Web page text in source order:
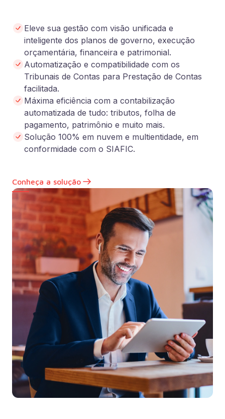
Eleve sua gestão com visão unificada e
inteligente dos planos de governo, execução
orçamentária, financeira e patrimonial.
Automatização e compatibilidade com os
Tribunais de Contas para Prestação de Contas
facilitada.
Máxima eficiência com a contabilização
automatizada de tudo: tributos, folha de
pagamento, patrimônio e muito mais.
Solução 100% em nuvem e multientidade, em
conformidade com o SIAFIC.
Conheça a solução